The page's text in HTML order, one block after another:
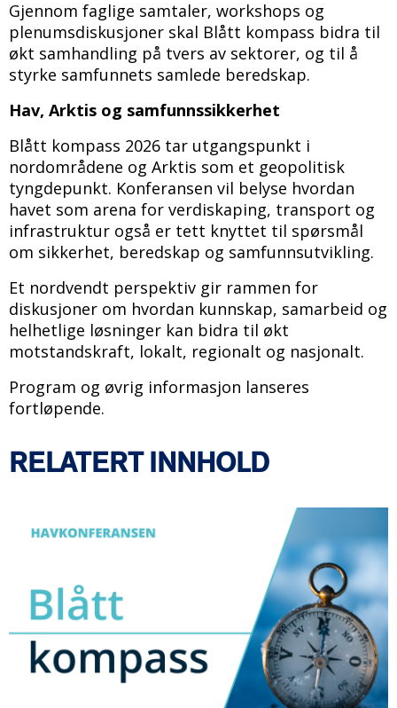
Gjennom faglige samtaler, workshops og
plenumsdiskusjoner skal Blått kompass bidra til
økt samhandling på tvers av sektorer, og til å
styrke samfunnets samlede beredskap.
Hav, Arktis og samfunnssikkerhet
Blått kompass 2026 tar utgangspunkt i
nordområdene og Arktis som et geopolitisk
tyngdepunkt. Konferansen vil belyse hvordan
havet som arena for verdiskaping, transport og
infrastruktur også er tett knyttet til spørsmål
om sikkerhet, beredskap og samfunnsutvikling.
Et nordvendt perspektiv gir rammen for
diskusjoner om hvordan kunnskap, samarbeid og
helhetlige løsninger kan bidra til økt
motstandskraft, lokalt, regionalt og nasjonalt.
Program og øvrig informasjon lanseres
fortløpende.
RELATERT INNHOLD